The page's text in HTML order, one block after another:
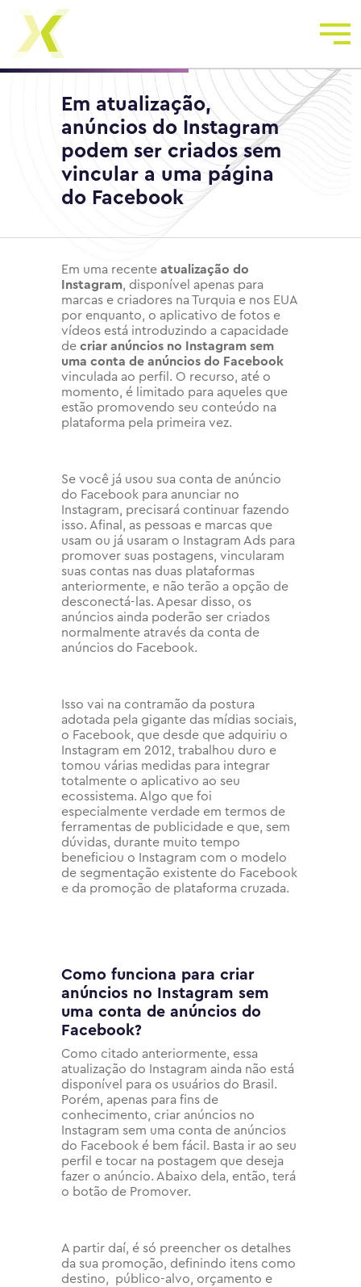
Em atualização,
anúncios do Instagram
podem ser criados sem
vincular a uma página
do Facebook
Em uma recente atualização do
Instagram, disponível apenas para
marcas e criadores na Turquia e nos EUA
por enquanto, o aplicativo de fotos e
vídeos está introduzindo a capacidade
de criar anúncios no Instagram sem
uma conta de anúncios do Facebook
vinculada ao perfil. O recurso, até o
momento, é limitado para aqueles que
estão promovendo seu conteúdo na
plataforma pela primeira vez.
Se você já usou sua conta de anúncio
do Facebook para anunciar no
Instagram, precisará continuar fazendo
isso. Afinal, as pessoas e marcas que
usam ou já usaram o Instagram Ads para
promover suas postagens, vincularam
suas contas nas duas plataformas
anteriormente, e não terão a opção de
desconectá-las. Apesar disso, os
anúncios ainda poderão ser criados
normalmente através da conta de
anúncios do Facebook.
Isso vai na contramão da postura
adotada pela gigante das mídias sociais,
o Facebook, que desde que adquiriu o
Instagram em 2012, trabalhou duro e
tomou várias medidas para integrar
totalmente o aplicativo ao seu
ecossistema. Algo que foi
especialmente verdade em termos de
ferramentas de publicidade e que, sem
dúvidas, durante muito tempo
beneficiou o Instagram com o modelo
de segmentação existente do Facebook
e da promoção de plataforma cruzada.
Como funciona para criar
anúncios no Instagram sem
uma conta de anúncios do
Facebook?
Como citado anteriormente, essa
atualização do Instagram ainda não está
disponível para os usuários do Brasil.
Porém, apenas para fins de
conhecimento, criar anúncios no
Instagram sem uma conta de anúncios
do Facebook é bem fácil. Basta ir ao seu
perfil e tocar na postagem que deseja
fazer o anúncio. Abaixo dela, então, terá
o botão de Promover.
A partir daí, é só preencher os detalhes
da sua promoção, definindo itens como
destino, público-alvo, orçamento e